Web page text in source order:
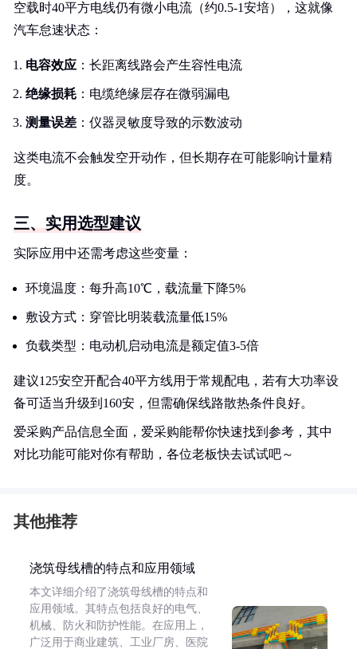
空载时40平方电线仍有微小电流（约0.5-1安培），这就像
汽车怠速状态：
电容效应 ：长距离线路会产生容性电流
绝缘损耗 ：电缆绝缘层存在微弱漏电
测量误差 ：仪器灵敏度导致的示数波动
这类电流不会触发空开动作，但长期存在可能影响计量精
度。
三、实用选型建议
实际应用中还需考虑这些变量：
环境温度：每升高10℃，载流量下降5%
敷设方式：穿管比明装载流量低15%
负载类型：电动机启动电流是额定值3-5倍
建议125安空开配合40平方线用于常规配电，若有大功率设
备可适当升级到160安，但需确保线路散热条件良好。
爱采购产品信息全面，爱采购能帮你快速找到参考，其中
对比功能可能对你有帮助，各位老板快去试试吧～
其他推荐
浇筑母线槽的特点和应用领域
本文详细介绍了浇筑母线槽的特点和
应用领域。其特点包括良好的电气、
机械、防火和防护性能。在应用上，
广泛用于商业建筑、工业厂房、医院